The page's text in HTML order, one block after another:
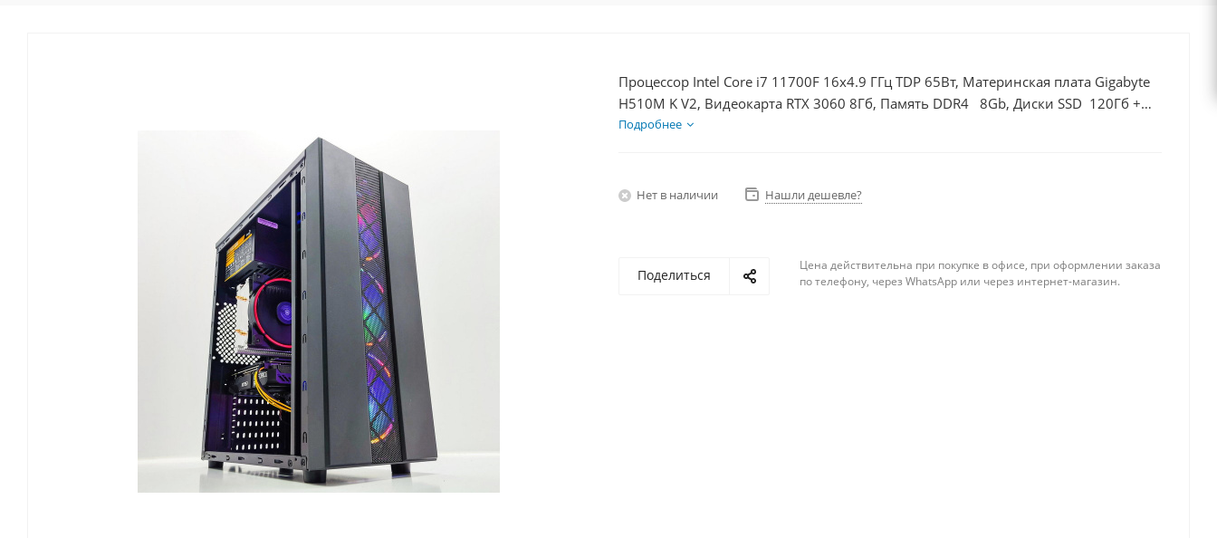
Процессор Intel Core i7 11700F 16x4.9 ГГц TDP 65Вт, Материнская плата Gigabyte
H510M K V2, Видеокарта RTX 3060 8Гб, Память DDR4 8Gb, Диски SSD 120Гб +
HDD 1Тб, БП 600Вт
Подробнее
Нет в наличии Нашли дешевле?
Поделиться
Цена действительна при покупке в офисе, при оформлении заказа
по телефону, через WhatsApp или через интернет-магазин.